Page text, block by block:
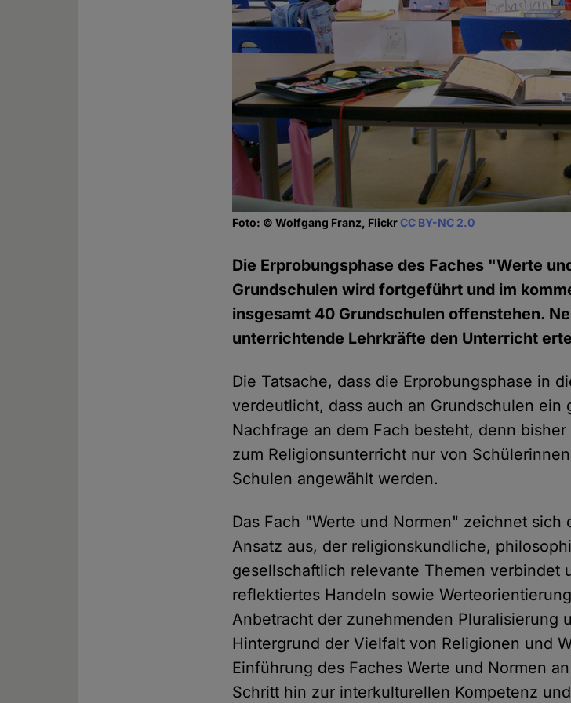
Foto: © Wolfgang Franz, FlickrCC BY-NC 2.0
Die Erprobungsphase des Faches "Werte
Grundschulen wird fortgeführt und im
insgesamt 40 Grundschulen offenstehen.
unterrichtende Lehrkräfte den Unterricht
Die Tatsache, dass die Erprobungsphase in
verdeutlicht, dass auch an Grundschulen ein
Nachfrage an dem Fach besteht, denn
zum Religionsunterricht nur von
Schulen angewählt werden.
Das Fach "Werte und Normen" zeichnet
Ansatz aus, der religionskundliche,
gesellschaftlich relevante Themen verbindet
reflektiertes Handeln sowie
Anbetracht der zunehmenden Pluralisierung
Hintergrund der Vielfalt von Religionen und
Einführung des Faches Werte und Normen
Schritt hin zur interkulturellen Kompetenz